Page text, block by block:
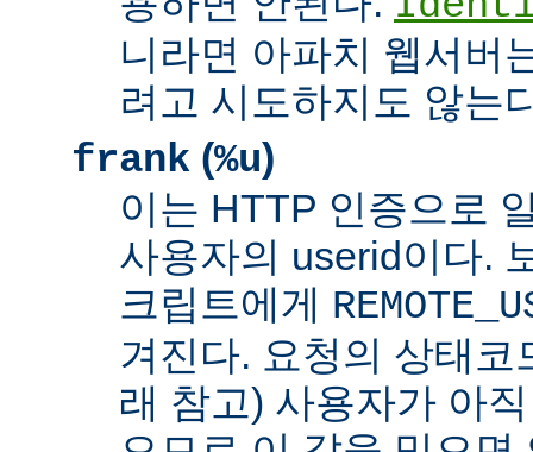
니라면 아파치 웹서버
려고 시도하지도 않는
frank (%u)
이는 HTTP 인증으로
사용자의 userid이다.
크립트에게
겨진다. 요청의 상태코
래 참고) 사용자가 아